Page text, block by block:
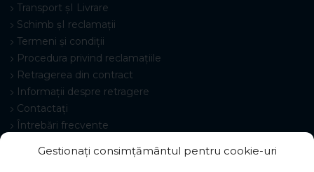
Gestionați consimțământul pentru cookie-uri
Transport șI Livrare
Schimb șI reclamații
Termeni și condiții
Procedura privind reclamațiile
Retragerea din contract
Informații despre retragere
Contactați
Întrebări frecvente